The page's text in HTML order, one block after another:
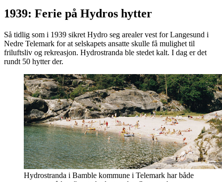
1939: Ferie på Hydros hytter
Så tidlig som i 1939 sikret Hydro seg arealer vest for Langesund i
Nedre Telemark for at selskapets ansatte skulle få mulighet til
friluftsliv og rekreasjon. Hydrostranda ble stedet kalt. I dag er det
rundt 50 hytter der.
Hydrostranda i Bamble kommune i Telemark har både